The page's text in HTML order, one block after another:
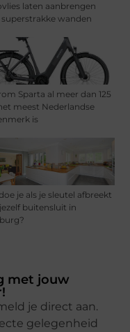
laten aanbrengen
wanden
Sparta al meer dan 125
meest Nederlandse
is
je als je sleutel afbreekt
buitensluit in
met jouw
je direct aan.
gelegenheid